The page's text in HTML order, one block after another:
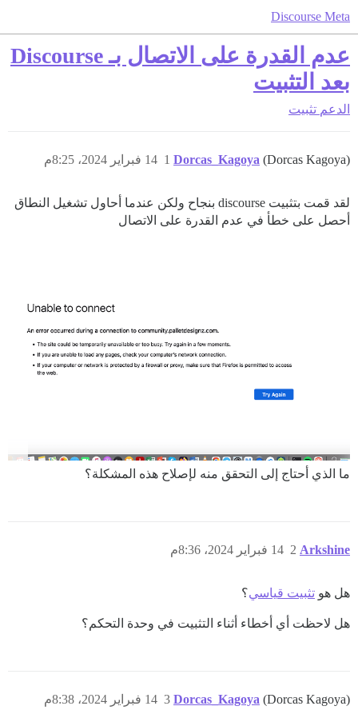
Discourse Meta
عدم القدرة على الاتصال بـ Discourse
بعد التثبيت
الدعم تثبيت
Dorcas_Kagoya (Dorcas Kagoya) 14 فبراير 2024، 8:25م 1
لقد قمت بتثبيت discourse بنجاح ولكن عندما أحاول تشغيل النطاق
أحصل على خطأ في عدم القدرة على الاتصال
ما الذي أحتاج إلى التحقق منه لإصلاح هذه المشكلة؟
Arkshine 14 فبراير 2024، 8:36م 2
هل هو تثبيت قياسي؟
هل لاحظت أي أخطاء أثناء التثبيت في وحدة التحكم؟
Dorcas_Kagoya (Dorcas Kagoya) 14 فبراير 2024، 8:38م 3